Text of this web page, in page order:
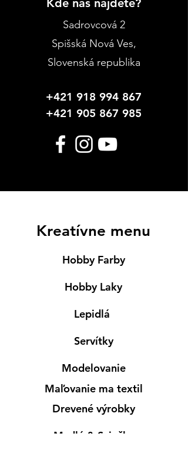
Kde nás nájdete?
Sadrovcová 2
Spišská Nová Ves,
Slovenská republika
+421 918 994 867
+421 905 867 985
Kreatívne menu
Hobby Farby
Hobby Laky
Lepidlá
Servítky
Modelovanie
Maľovanie ma textil
Drevené výrobky
Mydlá & Sviečky